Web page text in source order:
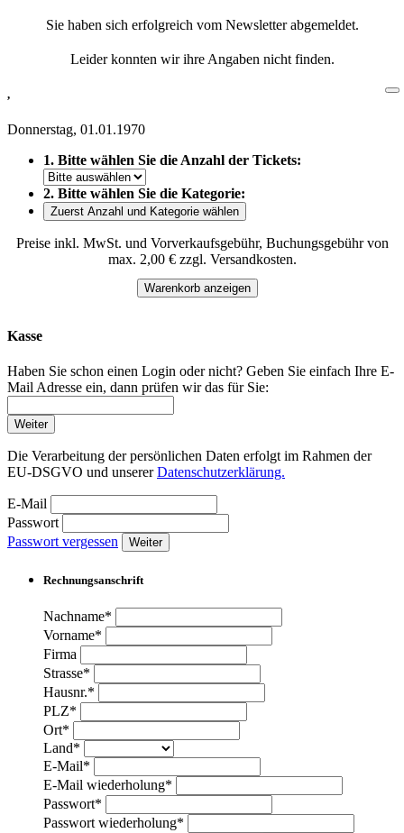
Sie haben sich erfolgreich vom Newsletter abgemeldet.
Leider konnten wir ihre Angaben nicht finden.
,
Donnerstag, 01.01.1970
1. Bitte wählen Sie die Anzahl der Tickets:
2. Bitte wählen Sie die Kategorie:
Zuerst Anzahl und Kategorie wählen
Preise inkl. MwSt. und Vorverkaufsgebühr, Buchungsgebühr von
max. 2,00 € zzgl. Versandkosten.
Warenkorb anzeigen
Kasse
Haben Sie schon einen Login oder nicht? Geben Sie einfach Ihre E-
Mail Adresse ein, dann prüfen wir das für Sie:
Weiter
Die Verarbeitung der persönlichen Daten erfolgt im Rahmen der
EU-DSGVO und unsererDatenschutzerklärung.
E-Mail
Passwort
Passwort vergessen
Weiter
Rechnungsanschrift
Nachname*
Vorname*
Firma
Strasse*
Hausnr.*
PLZ*
Ort*
Land*
E-Mail*
E-Mail wiederholung*
Passwort*
Passwort wiederholung*